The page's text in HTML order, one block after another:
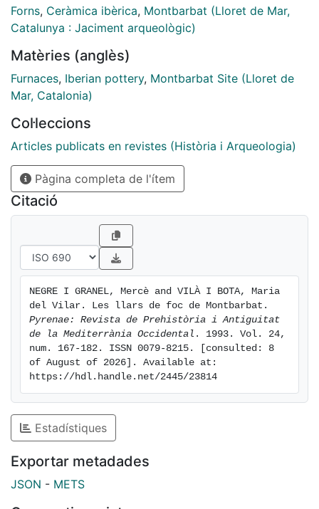
III a.E. En aquest artiele s' estudien les llars i els
elements relacionats amb elles, així com també un fom
Forns, Ceràmica ibèrica, Montbarbat (Lloret de Mar,
Catalunya : Jaciment arqueològic)
Matèries (anglès)
Furnaces, Iberian pottery, Montbarbat Site (Lloret de
Mar, Catalonia)
Col·leccions
Articles publicats en revistes (Història i Arqueologia)
Pàgina completa de l'ítem
Citació
NEGRE I GRANEL, Mercè and VILÀ I BOTA, Maria
Pyrenae: Revista de Prehistòria i Antiguitat
de la Mediterrània Occidental . 1993. Vol. 24,
num. 167-182. ISSN 0079-8215. [consulted: 8
of August of 2026]. Available at:
https://hdl.handle.net/2445/23814
Estadístiques
Exportar metadades
JSON - METS